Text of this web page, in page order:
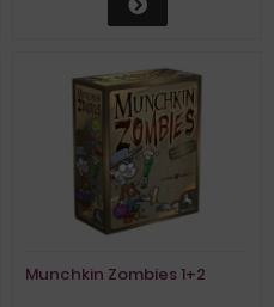
Munchkin Zombies 1+2